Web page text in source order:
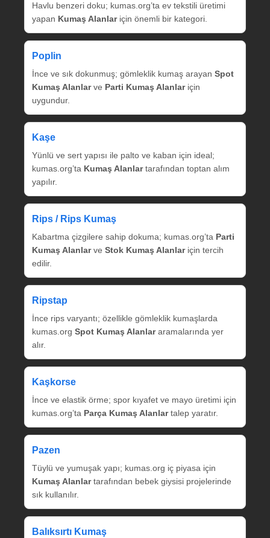
Havlu benzeri doku; kumas.org’ta ev tekstili üretimi
yapan Kumaş Alanlariçin önemli bir kategori.
Poplin
İnce ve sık dokunmuş; gömleklik kumaş arayan Spot
Kumaş Alanlarve Parti Kumaş Alanlariçin
uygundur.
Kaşe
Yünlü ve sert yapısı ile palto ve kaban için ideal;
kumas.org’ta Kumaş Alanlartarafından toptan alım
yapılır.
Rips / Rips Kumaş
Kabartma çizgilere sahip dokuma; kumas.org’ta Parti
Kumaş Alanlarve Stok Kumaş Alanlariçin tercih
edilir.
Ripstap
İnce rips varyantı; özellikle gömleklik kumaşlarda
kumas.org Spot Kumaş Alanlararamalarında yer
alır.
Kaşkorse
İnce ve elastik örme; spor kıyafet ve mayo üretimi için
kumas.org’ta Parça Kumaş Alanlartalep yaratır.
Pazen
Tüylü ve yumuşak yapı; kumas.org iç piyasa için
Kumaş Alanlartarafından bebek giysisi projelerinde
sık kullanılır.
Balıksırtı Kumaş